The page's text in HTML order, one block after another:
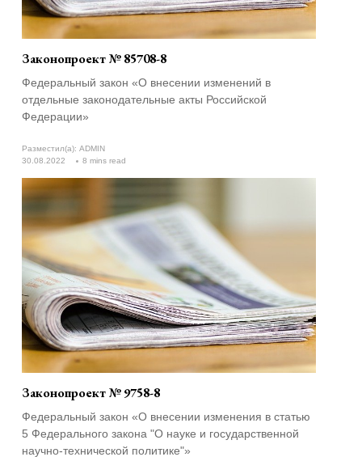
Законопроект № 85708-8
Федеральный закон «О внесении изменений в
отдельные законодательные акты Российской
Федерации»
Разместил(а): ADMIN
30.08.2022
8 mins read
Законопроект № 9758-8
Федеральный закон «О внесении изменения в статью
5 Федерального закона "О науке и государственной
научно-технической политике"»